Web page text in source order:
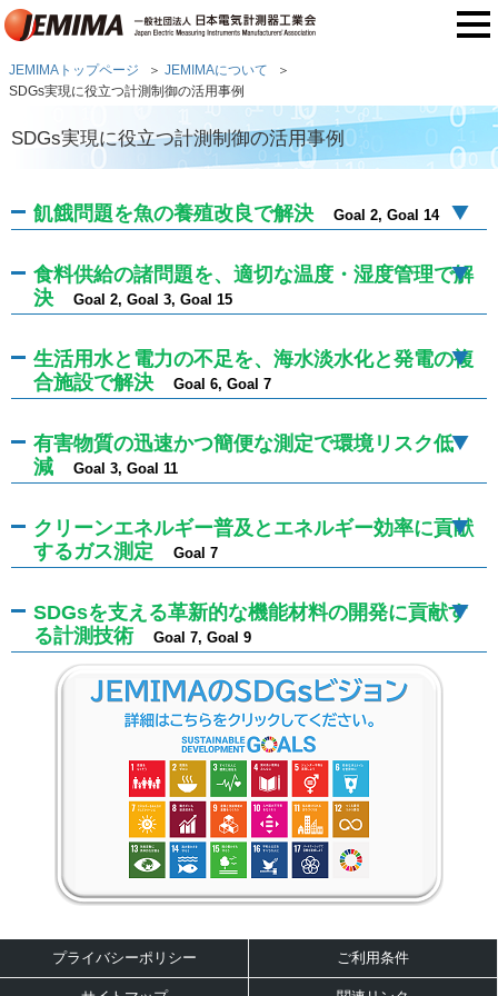
JEMIMAトップページ
JEMIMAについて
SDGs実現に役立つ計測制御の活用事例
SDGs実現に役立つ計測制御の活用事例
飢餓問題を魚の養殖改良で解決 Goal 2, Goal 14
食料供給の諸問題を、適切な温度・湿度管理で解
決
Goal 2, Goal 3, Goal 15
生活用水と電力の不足を、海水淡水化と発電の複
合施設で解決
Goal 6, Goal 7
有害物質の迅速かつ簡便な測定で環境リスク低
減
Goal 3, Goal 11
クリーンエネルギー普及とエネルギー効率に貢献
するガス測定
Goal 7
SDGsを支える革新的な機能材料の開発に貢献す
る計測技術
Goal 7, Goal 9
プライバシーポリシー ご利用条件